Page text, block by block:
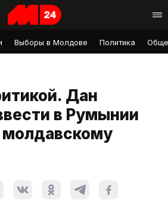
Выборы в Молдове Политика
Дан
в Румынии
молдавскому